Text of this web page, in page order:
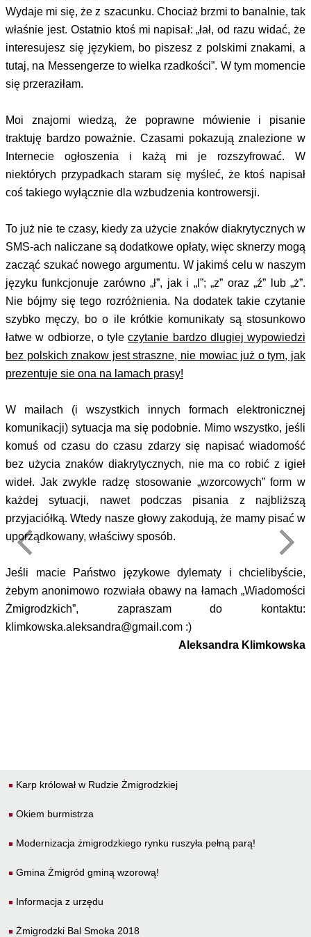
Wydaje mi się, że z szacunku. Chociaż brzmi to banalnie, tak
właśnie jest. Ostatnio ktoś mi napisał: „łał, od razu widać, że
interesujesz się językiem, bo piszesz z polskimi znakami, a
tutaj, na Messengerze to wielka rzadkości”. W tym momencie
się przeraziłam.
Moi znajomi wiedzą, że poprawne mówienie i pisanie
traktuję bardzo poważnie. Czasami pokazują znalezione w
Internecie ogłoszenia i każą mi je rozszyfrować. W
niektórych przypadkach staram się myśleć, że ktoś napisał
coś takiego wyłącznie dla wzbudzenia kontrowersji.
To już nie te czasy, kiedy za użycie znaków diakrytycznych w
SMS-ach naliczane są dodatkowe opłaty, więc sknerzy mogą
zacząć szukać nowego argumentu. W jakimś celu w naszym
języku funkcjonuje zarówno „ł”, jak i „l”; „z” oraz „ź” lub „ż”.
Nie bójmy się tego rozróżnienia. Na dodatek takie czytanie
szybko męczy, bo o ile krótkie komunikaty są stosunkowo
łatwe w odbiorze, o tyleczytanie bardzo dlugiej wypowiedzi
bez polskich znakow jest straszne, nie mowiac już o tym, jak
prezentuje sie ona na lamach prasy!
W mailach (i wszystkich innych formach elektronicznej
komunikacji) sytuacja ma się podobnie. Mimo wszystko, jeśli
komuś od czasu do czasu zdarzy się napisać wiadomość
bez użycia znaków diakrytycznych, nie ma co robić z igieł
wideł. Jak zwykle radzę stosowanie „wzorcowych” form w
każdej sytuacji, nawet podczas pisania z najbliższą
przyjaciółką. Wtedy nasze głowy zakodują, że mamy pisać w
uporządkowany, właściwy sposób.
Jeśli macie Państwo językowe dylematy i chcielibyście,
żebym anonimowo rozwiała obawy na łamach „Wiadomości
Żmigrodzkich”, zapraszam do kontaktu:
klimkowska.aleksandra@gmail.com :)
Aleksandra Klimkowska
Karp królował w Rudzie Żmigrodzkiej
Okiem burmistrza
Modernizacja żmigrodzkiego rynku ruszyła pełną parą!
Gmina Żmigród gminą wzorową!
Informacja z urzędu
Żmigrodzki Bal Smoka 2018